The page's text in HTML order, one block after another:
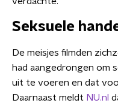
Seksuele
De meisjes filmden
had aangedrongen om
uit te voeren en dat
Daarnaast meldt NU.nl